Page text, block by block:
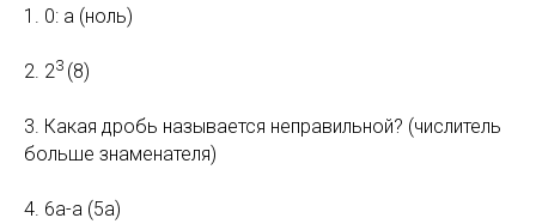
1. 0: а (ноль)
2. 23 (8)
3. Какая дробь называется неправильной? (числитель
больше знаменателя)
4. 6а-а (5а)